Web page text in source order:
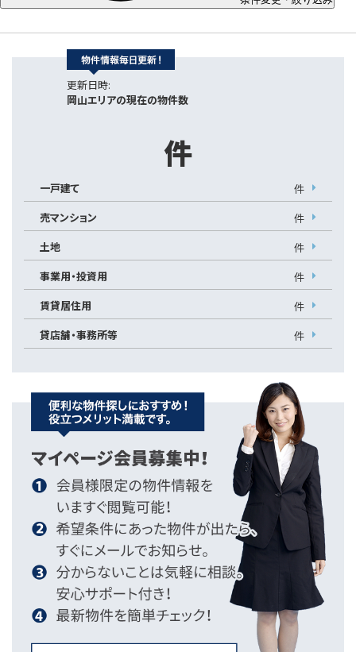
更新日時:
岡山エリアの現在の物件数
件
一戸建て
件
売マンション
件
土地
件
事業用・投資用
件
賃貸居住用
件
貸店舗・事務所等
件